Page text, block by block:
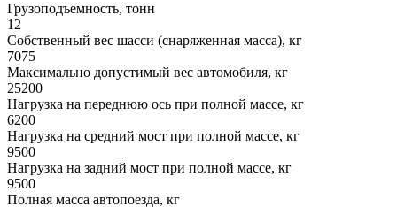
Грузоподъемность, тонн
12
Собственный вес шасси (снаряженная масса), кг
7075
Максимально допустимый вес автомобиля, кг
25200
Нагрузка на переднюю ось при полной массе, кг
6200
Нагрузка на средний мост при полной массе, кг
9500
Нагрузка на задний мост при полной массе, кг
9500
Полная масса автопоезда, кг